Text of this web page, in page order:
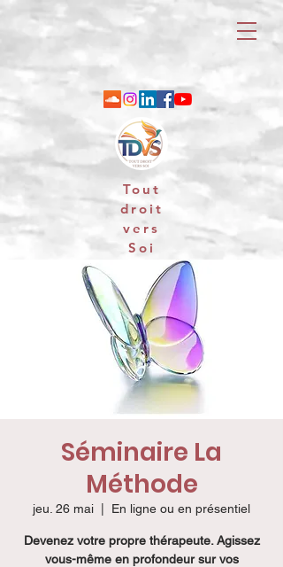
06 88 25 79 74 / email : contact
Tout
droit
vers
Soi
Séminaire La
Méthode
jeu. 26 mai En ligne ou en présentiel
Devenez votre propre thérapeute. Agissez
vous-même en profondeur sur vos